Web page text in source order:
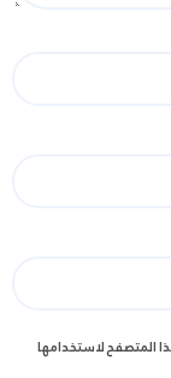
المتصفح لاستخدامها